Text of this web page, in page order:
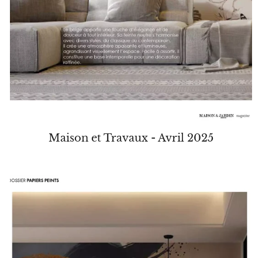
Maison et Travaux - Avril 2025